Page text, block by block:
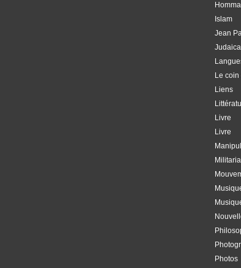
Islam
Jean
Judaica
Le coin
Liens
Livre
Livre
Militaria
Photos